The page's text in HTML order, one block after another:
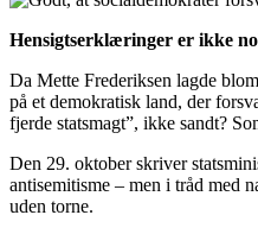
Hensigtserklæringer er ikke
Da Mette Frederiksen lagde
på et demokratisk land, der
fjerde statsmagt”, ikke sandt?
Den 29. oktober skriver
antisemitisme – men i tråd med
uden torne.